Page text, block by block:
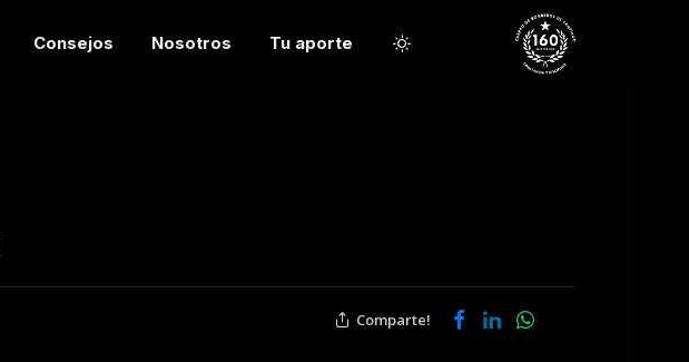
Consejos Nosotros Tu aporte
Comparte!